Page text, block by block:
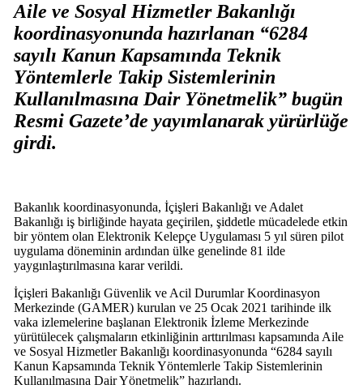
Aile ve Sosyal Hizmetler Bakanlığı
koordinasyonunda hazırlanan “6284
sayılı Kanun Kapsamında Teknik
Yöntemlerle Takip Sistemlerinin
Kullanılmasına Dair Yönetmelik” bugün
Resmi Gazete’de yayımlanarak yürürlüğe
girdi.
Bakanlık koordinasyonunda, İçişleri Bakanlığı ve Adalet
Bakanlığı iş birliğinde hayata geçirilen, şiddetle mücadelede etkin
bir yöntem olan Elektronik Kelepçe Uygulaması 5 yıl süren pilot
uygulama döneminin ardından ülke genelinde 81 ilde
yaygınlaştırılmasına karar verildi.
İçişleri Bakanlığı Güvenlik ve Acil Durumlar Koordinasyon
Merkezinde (GAMER) kurulan ve 25 Ocak 2021 tarihinde ilk
vaka izlemelerine başlanan Elektronik İzleme Merkezinde
yürütülecek çalışmaların etkinliğinin arttırılması kapsamında Aile
ve Sosyal Hizmetler Bakanlığı koordinasyonunda “6284 sayılı
Kanun Kapsamında Teknik Yöntemlerle Takip Sistemlerinin
Kullanılmasına Dair Yönetmelik” hazırlandı.